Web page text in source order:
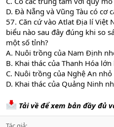
D. Đà Nẵng và Vũng Tàu có cơ
57. Căn cứ vào Atlat Địa lí Việt
biểu nào sau đây đúng khi so
một số tỉnh?
A. Nuôi trồng của Nam Định
B. Khai thác của Thanh Hóa
C. Nuôi trồng của Nghệ An
D. Khai thác của Quảng Ninh
Tải về để xem bản đầy đủ